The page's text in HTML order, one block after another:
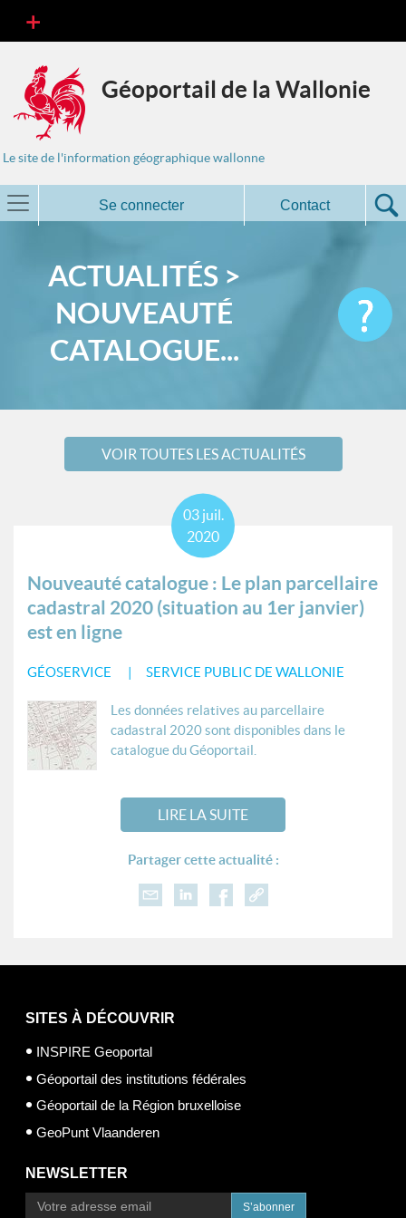
Géoportail de la Wallonie
Le site de l'information géographique wallonne
Se connecter Contact
ACTUALITÉS >
NOUVEAUTÉ
CATALOGUE...
VOIR TOUTES LES ACTUALITÉS
Nouveauté catalogue : Le plan parcellaire
cadastral 2020 (situation au 1er janvier)
est en ligne
GÉOSERVICE SERVICE PUBLIC DE WALLONIE
03 juil.
2020
Les données relatives au parcellaire
cadastral 2020 sont disponibles dans le
catalogue du Géoportail.
LIRE LA SUITE
Partager cette actualité :
SITES À DÉCOUVRIR
INSPIRE Geoportal
Géoportail des institutions fédérales
Géoportail de la Région bruxelloise
GeoPunt Vlaanderen
NEWSLETTER
S’abonner